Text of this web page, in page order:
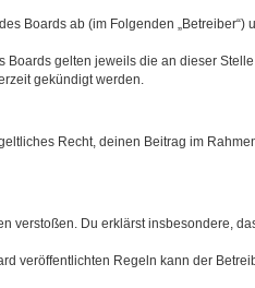
Boards ab (im Folgenden „Betreiber“)
gelten jeweils die an dieser
gekündigt werden.
Recht, deinen Beitrag im
verstoßen. Du erklärst insbesondere,
veröffentlichten Regeln kann der